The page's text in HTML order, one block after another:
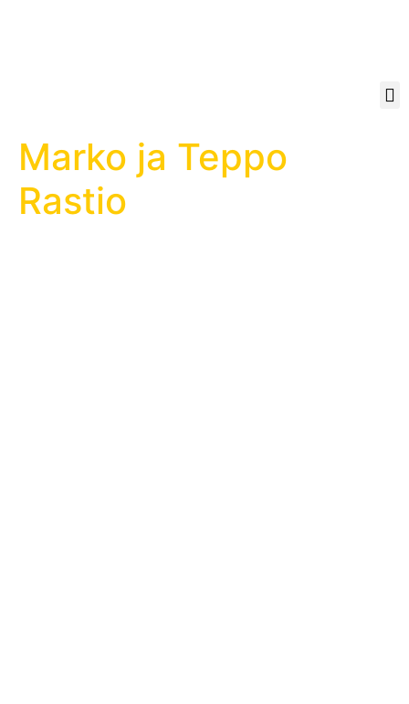
Marko ja Teppo
Rastio